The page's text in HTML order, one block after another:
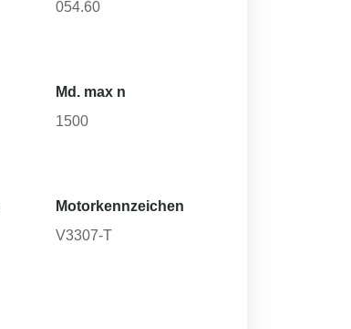
054.60
Md. max n
1500
Motorkennzeichen
V3307-T